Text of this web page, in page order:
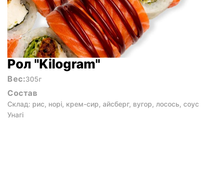
Рол "Kilogram"
Вес:305г
Состав
Склад: рис, норі, крем-сир, айсберг, вугор, лосось, соус
Унагі